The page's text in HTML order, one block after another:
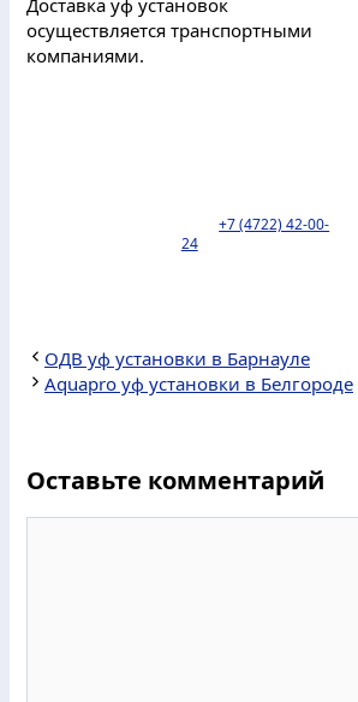
Доставка уф установок
осуществляется транспортными
компаниями.
Коммунальная 18. тел:+7 (4722) 42-00-
24.
ОДВ уф установки в Барнауле
Aquapro уф установки в Белгороде
Оставьте комментарий